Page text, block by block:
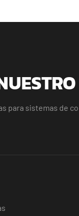
para sistemas de